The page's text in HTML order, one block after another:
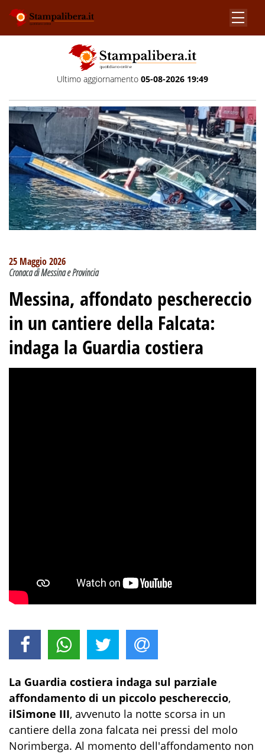
Ultimo aggiornamento 05-08-2026 19:49
25 Maggio 2026
Cronaca di Messina e Provincia
Messina, affondato peschereccio
in un cantiere della Falcata:
indaga la Guardia costiera
La Guardia costiera indaga sul parziale
affondamento di un piccolo peschereccio,
ilSimone III, avvenuto la notte scorsa in un
cantiere della zona falcata nei pressi del molo
Norimberga. Al momento dell'affondamento non